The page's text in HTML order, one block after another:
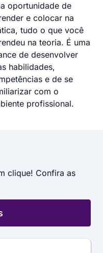
oportunidade de
e colocar na
tudo o que você
na teoria. É uma
de desenvolver
habilidades,
e de se
com o
profissional.
clique! Confira as